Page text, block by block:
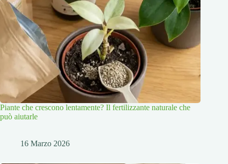
Piante che crescono lentamente? Il fertilizzante naturale che
può aiutarle
16 Marzo 2026